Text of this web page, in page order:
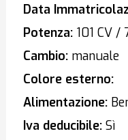
Data
Potenza:101 CV /
Cambio:manuale
Colore esterno:
Alimentazione:
Iva deducibile:Sì